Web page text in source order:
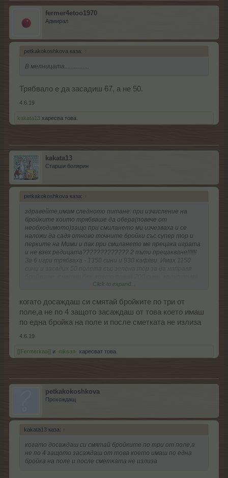
fermer4etoo1970
Адмирал
petkakokoshkova каза: ↑
В мелницата................
Трябвало е да засадиш 67, а не 50.
4.6.19
kakata13 харесва това.
kakata13
Старши болярин
petkakokoshkova каза: ↑
здравейте,имам следното питане: при изчисление на
бройките които трябваше да обера(повече от
необходимото)защо при смилането ми изчезваха и се
наложи да садя отново точните бройки със супер тор и
перките на Мими и пак при смилането ме прецака играта
и не взех редицата????????????? 2 пъти прецакване!!!!!!
За 6 игри трябваха - 1350 сини и 930 кафяви. Имах 1150
трябваха и при меленето пак изчезнаха бройките!!!!!!! За
Click to expand...
когато досаждаш си смятай бройките по три от
поле,а не по 4 защото засаждаш от това което имаш
по една бройка на поле и после сметката не излиза
4.6.19
[[Fermerkaa]] и -niksan- харесват това.
petkakokoshkova
Прохождащ
kakata13 каза: ↑
когато досаждаш си смятай бройките по три от поле,а
не по 4 защото засаждаш от това което имаш по една
бройка на поле и после сметката не излиза